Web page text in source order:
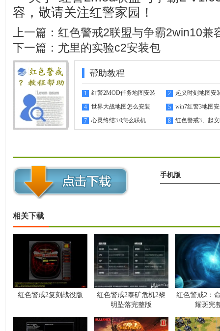
容，敬请关注红警家园 ！
上一篇： 红色警戒2联盟与争霸2win10兼
下一篇： 尤里的实验c2安装包
帮助教程
1
红警2MOD任务地图安装
指南
2 起义时刻地图安
4 世界大战地图怎么安装 5 win7红警3地图
7 心灵终结3.0怎么联机 8
红色警戒3、起
手机版
相关下载
红色警戒2复刻战役版
红色警戒2泰矿危机2黎
明坠落完整版
红色警戒2：
耀斑完